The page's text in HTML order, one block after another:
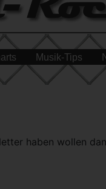
Musik-Tips
haben wollen